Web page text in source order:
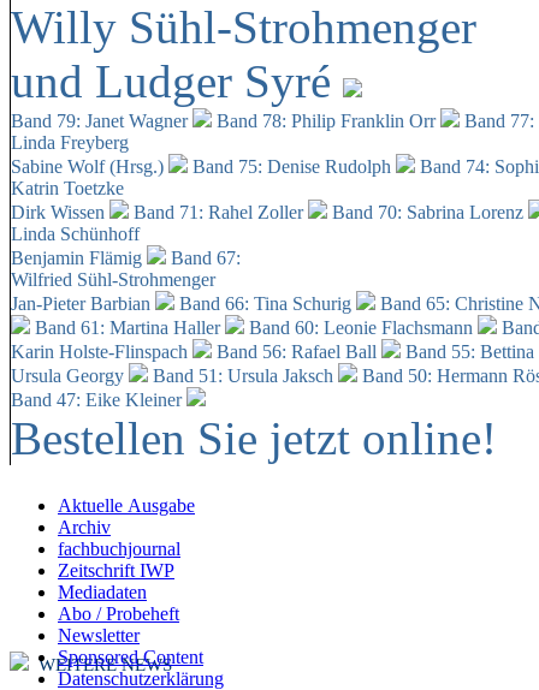
Willy Sühl-Strohmenger
und Ludger Syré
Band 79: Janet Wagner Band 78: Philip Franklin Orr
Band
Linda Freyberg
Sabine Wolf (Hrsg.)
Band 75: Denise Rudolph
Band 74:
Katrin Toetzke
Dirk Wissen
Band 71: Rahel Zoller
Band 70: Sabrina Lorenz
Linda Schünhoff
Benjamin Flämig
Band 67:
Wilfried Sühl-Strohmenger
Jan-Pieter Barbian
Band 66: Tina Schurig
Band 65: Christine
Band 61: Martina Haller
Band 60: Leonie Flachsmann
Karin Holste-Flinspach
Band 56: Rafael Ball
Band 55:
Ursula Georgy
Band 51: Ursula Jaksch Band 50: Hermann
Band 47: Eike Kleiner
Bestellen Sie jetzt online!
Aktuelle Ausgabe
Archiv
fachbuchjournal
Zeitschrift IWP
Mediadaten
Abo / Probeheft
Newsletter
Sponsored Content
Datenschutzerklärung
WEITERE NEWS